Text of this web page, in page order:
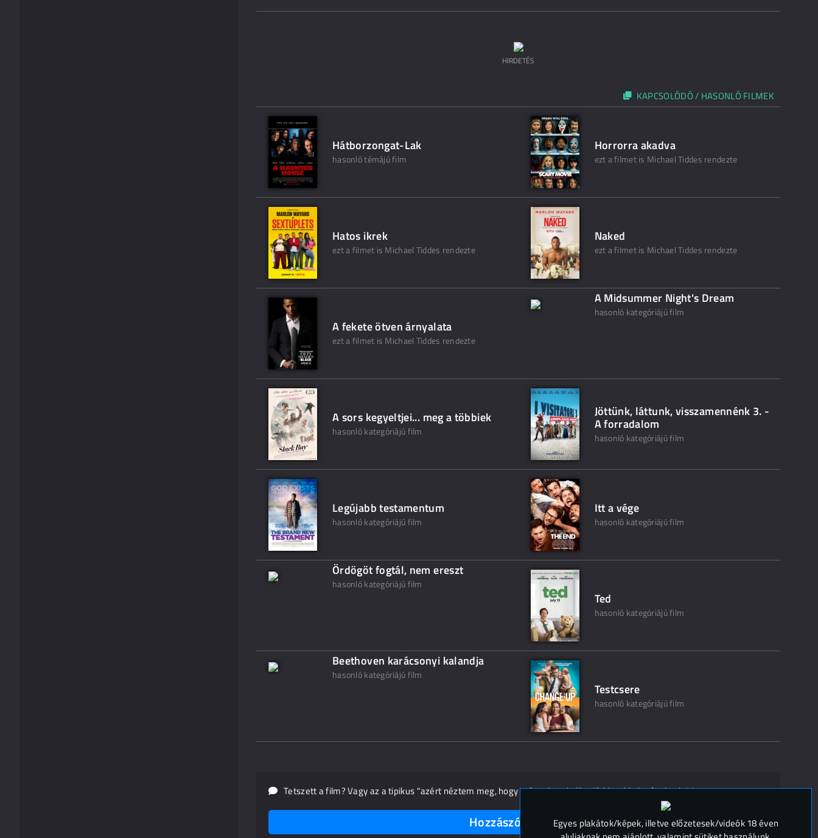
HIRDETÉS
KAPCSOLÓDÓ / HASONLÓ FILMEK
Hátborzongat-Lak
hasonló témájú film
Horrorra akadva
ezt a filmet is Michael Tiddes rendezte
Hatos ikrek
ezt a filmet is Michael Tiddes rendezte
Naked
ezt a filmet is Michael Tiddes rendezte
A fekete ötven árnyalata
ezt a filmet is Michael Tiddes rendezte
A Midsummer Night's Dream
hasonló kategóriájú film
A sors kegyeltjei... meg a többiek
hasonló kategóriájú film
Jöttünk, láttunk, visszamennénk 3. -
A forradalom
hasonló kategóriájú film
Legújabb testamentum
hasonló kategóriájú film
Itt a vége
hasonló kategóriájú film
Ördögöt fogtál, nem ereszt
hasonló kategóriájú film
Ted
hasonló kategóriájú film
Beethoven karácsonyi kalandja
hasonló kategóriájú film
Testcsere
hasonló kategóriájú film
Tetszett a film? Vagy az a tipikus "azért néztem meg, hogy másnak ne kelljen"? Mondd el másoknak is!
Hozzászólások (0)
Egyes plakátok/képek, illetve előzetesek/videók 18 éven